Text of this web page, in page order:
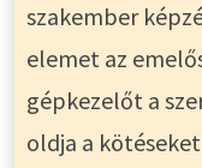
szakember
elemet az
gépkezelőt a
oldja a